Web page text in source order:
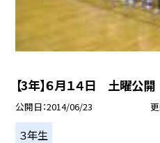
【3年】６月１４日 土曜公
公開日 2014/06/23
３年生